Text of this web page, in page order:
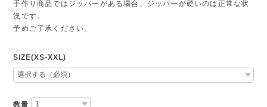
手作り商品ではジッパーがある場合、ジッパーが硬いのは正常な状
況です。
予めご了承ください。
SIZE(XS-XXL)
数量